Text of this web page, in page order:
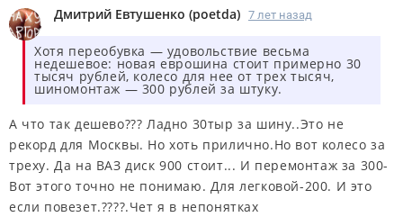
Дмитрий Евтушенко (poetda) 7 лет назад
Хотя переобувка — удовольствие весьма
недешевое: новая еврошина стоит примерно 30
тысяч рублей, колесо для нее от трех тысяч,
шиномонтаж — 300 рублей за штуку.
А что так дешево??? Ладно 30тыр за шину..Это не
рекорд для Москвы. Но хоть прилично.Но вот колесо за
треху. Да на ВАЗ диск 900 стоит... И перемонтаж за 300-
Вот этого точно не понимаю. Для легковой-200. И это
если повезет.????.Чет я в непонятках